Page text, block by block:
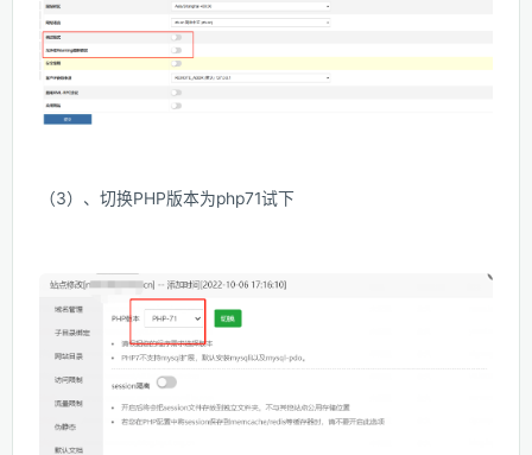
（3）、切换PHP版本为php71试下